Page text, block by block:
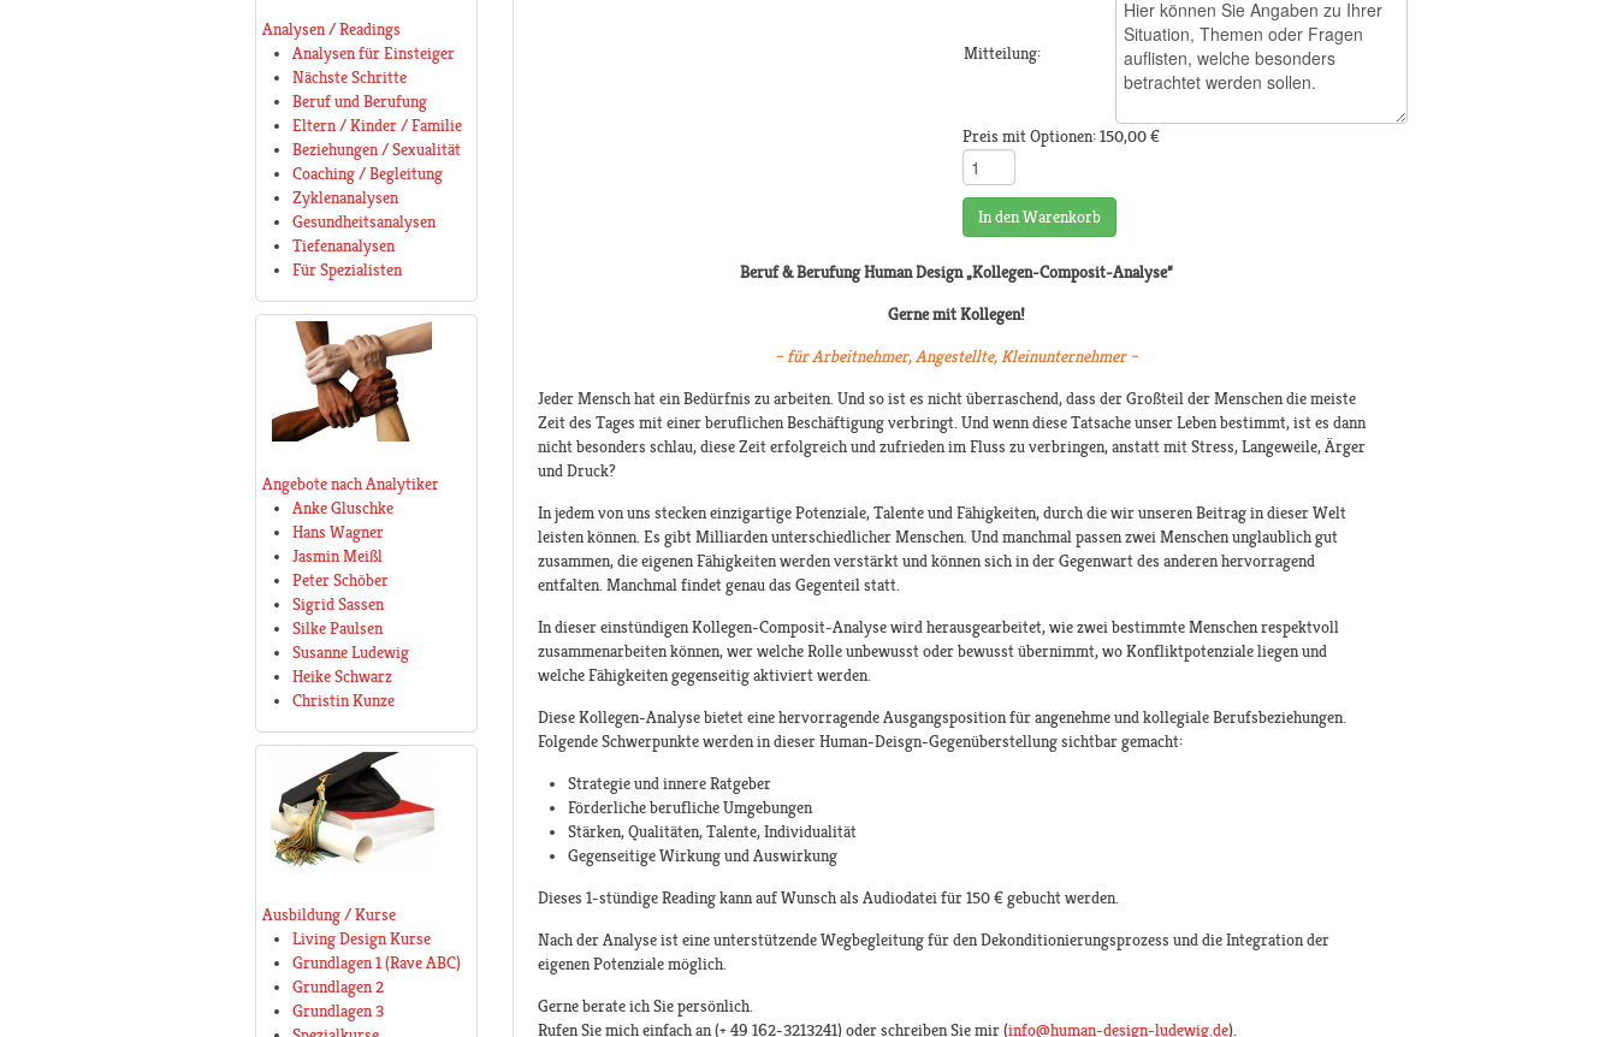
Mitteilung:
Preis mit Optionen: 150,00 €
In den Warenkorb
Beruf & Berufung Human Design„Kollegen-Composit-Analyse“
Gerne mit Kollegen!
– für Arbeitnehmer, Angestellte, Kleinunternehmer –
Jeder Mensch hat ein Bedürfnis zu arbeiten. Und so ist es nicht überraschend, dass der Großteil der Menschen die meiste
Zeit des Tages mit einer beruflichen Beschäftigung verbringt. Und wenn diese Tatsache unser Leben bestimmt, ist es dann
nicht besonders schlau, diese Zeit erfolgreich und zufrieden im Fluss zu verbringen, anstatt mit Stress, Langeweile, Ärger
und Druck?
In jedem von uns stecken einzigartige Potenziale, Talente und Fähigkeiten, durch die wir unseren Beitrag in dieser Welt
leisten können. Es gibt Milliarden unterschiedlicher Menschen. Und manchmal passen zwei Menschen unglaublich gut
zusammen, die eigenen Fähigkeiten werden verstärkt und können sich in der Gegenwart des anderen hervorragend
entfalten. Manchmal findet genau das Gegenteil statt.
In dieser einstündigen Kollegen-Composit-Analyse wird herausgearbeitet, wie zwei bestimmte Menschen respektvoll
zusammenarbeiten können, wer welche Rolle unbewusst oder bewusst übernimmt, wo Konfliktpotenziale liegen und
welche Fähigkeiten gegenseitig aktiviert werden.
Diese Kollegen-Analyse bietet eine hervorragende Ausgangsposition für angenehme und kollegiale Berufsbeziehungen.
Folgende Schwerpunkte werden in dieser Human-Deisgn-Gegenüberstellung sichtbar gemacht:
Strategie und innere Ratgeber
Förderliche berufliche Umgebungen
Stärken, Qualitäten, Talente, Individualität
Gegenseitige Wirkung und Auswirkung
Dieses 1-stündige Reading kann auf Wunsch als Audiodatei für 150 € gebucht werden.
Nach der Analyse ist eine unterstützende Wegbegleitung für den Dekonditionierungsprozess und die Integration der
eigenen Potenziale möglich.
Gerne berate ich Sie persönlich.
Rufen Sie mich einfach an (+ 49 162-3213241) oder schreiben Sie mir (info@human-design-ludewig.de).
Analysen / Readings
Analysen für Einsteiger
Nächste Schritte
Beruf und Berufung
Eltern / Kinder / Familie
Beziehungen / Sexualität
Coaching / Begleitung
Zyklenanalysen
Gesundheitsanalysen
Tiefenanalysen
Für Spezialisten
Angebote nach Analytiker
Anke Gluschke
Hans Wagner
Jasmin Meißl
Peter Schöber
Sigrid Sassen
Silke Paulsen
Susanne Ludewig
Heike Schwarz
Christin Kunze
Ausbildung / Kurse
Living Design Kurse
Grundlagen 1 (Rave ABC)
Grundlagen 2
Grundlagen 3